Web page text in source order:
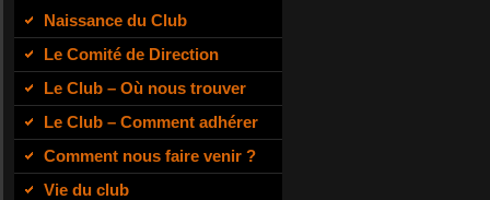
Naissance du Club
Le Comité de Direction
Le Club – Où nous trouver
Le Club – Comment adhérer
Comment nous faire venir ?
Vie du club